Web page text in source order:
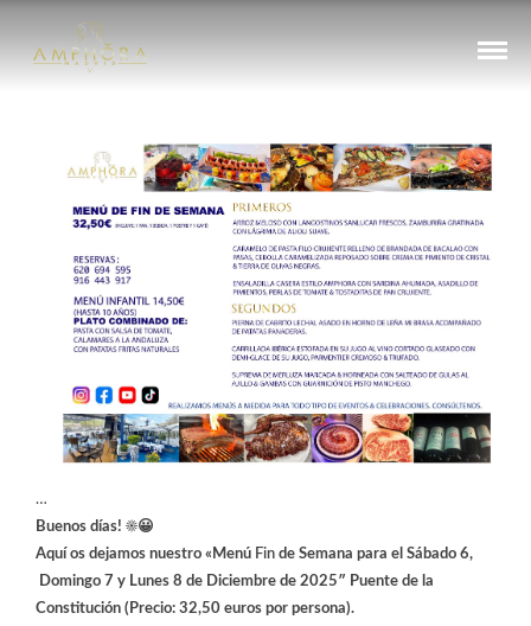
…
Buenos días! ☀️😀
Aquí os dejamos nuestro «Menú Fin de Semana para el Sábado 6,
Domingo 7 y Lunes 8 de Diciembre de 2025″ Puente de la
Constitución (Precio: 32,50 euros por persona).